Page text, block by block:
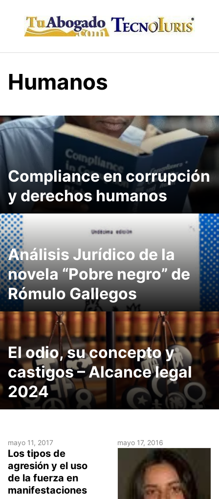
content
Humanos
Compliance en corrupción
y derechos humanos
Análisis Jurídico de la
novela “Pobre negro” de
Rómulo Gallegos
El odio, su concepto y
castigos – Alcance legal
2024
mayo 11, 2017
Los tipos de
agresión y el uso
de la fuerza en
manifestaciones
mayo 17, 2016